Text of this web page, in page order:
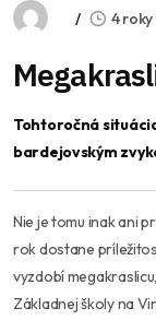
4
Tohtoročná
bardejovským
Nie je tomu inak ani
rok dostane
vyzdobí
Základnej školy na